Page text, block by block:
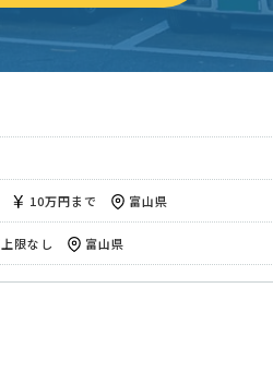
頼 相談して決めたい
頼
10万円まで
限なし 富山県